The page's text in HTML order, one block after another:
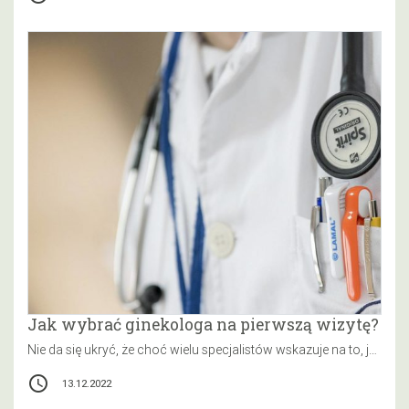
Jak wybrać ginekologa na pierwszą wizytę?
access_time 13.12.2022